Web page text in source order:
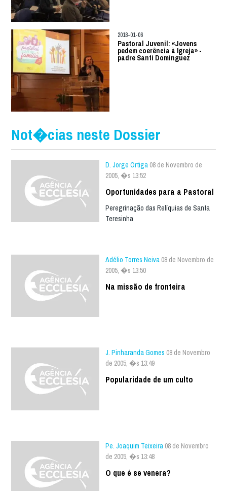
2018-01-06
Pastoral Juvenil: «Jovens
pedem coerência à Igreja» -
padre Santi Dominguez
Not�cias neste Dossier
D. Jorge Ortiga 08 de Novembro de
2005, �s 13:52
Oportunidades para a Pastoral
Peregrinação das Relíquias de Santa
Teresinha
Adélio Torres Neiva 08 de Novembro de
2005, �s 13:50
Na missão de fronteira
J. Pinharanda Gomes 08 de Novembro
de 2005, �s 13:49
Popularidade de um culto
Pe. Joaquim Teixeira 08 de Novembro
de 2005, �s 13:48
O que é se venera?